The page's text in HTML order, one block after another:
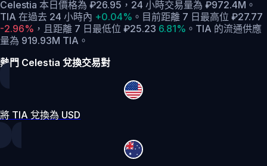
Celestia 本日價格為 ₽26.95，24 小時交易量為 ₽972.4M。
TIA 在過去 24 小時內 +0.04% 。 目前距離 7 日最高位 ₽27.77
-2.96% ， 且距離 7 日最低位 ₽25.23 6.81% 。 TIA 的流通供應
量為 919.93M TIA。
熱門 Celestia 兌換交易對
將 TIA 兌換為 USD